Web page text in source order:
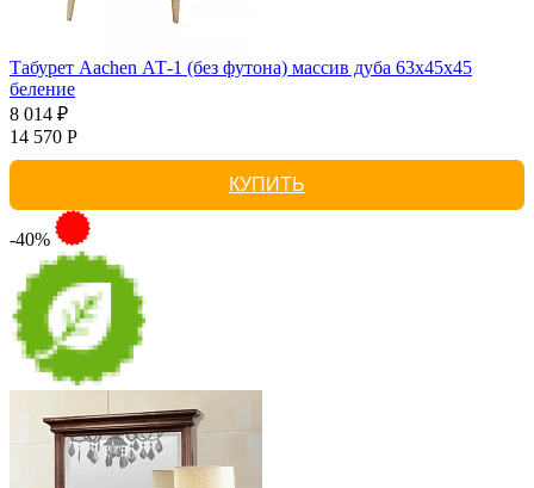
Табурет Aachen АТ-1 (без футона) массив дуба 63х45х45
беление
8 014 ₽
14 570 Р
КУПИТЬ
-40%